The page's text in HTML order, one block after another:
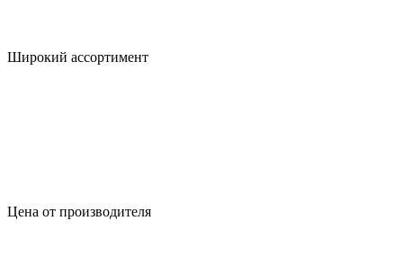
Широкий ассортимент
Цена от производителя